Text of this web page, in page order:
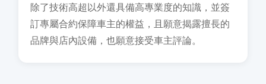
除了技術高超以外還具備高專業度的知識，並簽
訂專屬合約保障車主的權益，且願意揭露擅長的
品牌與店內設備，也願意接受車主評論。